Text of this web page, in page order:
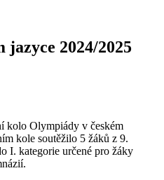
jazyce 2024/2025
kolo Olympiády v českém
kole soutěžilo 5 žáků z 9.
I. kategorie určené pro žáky